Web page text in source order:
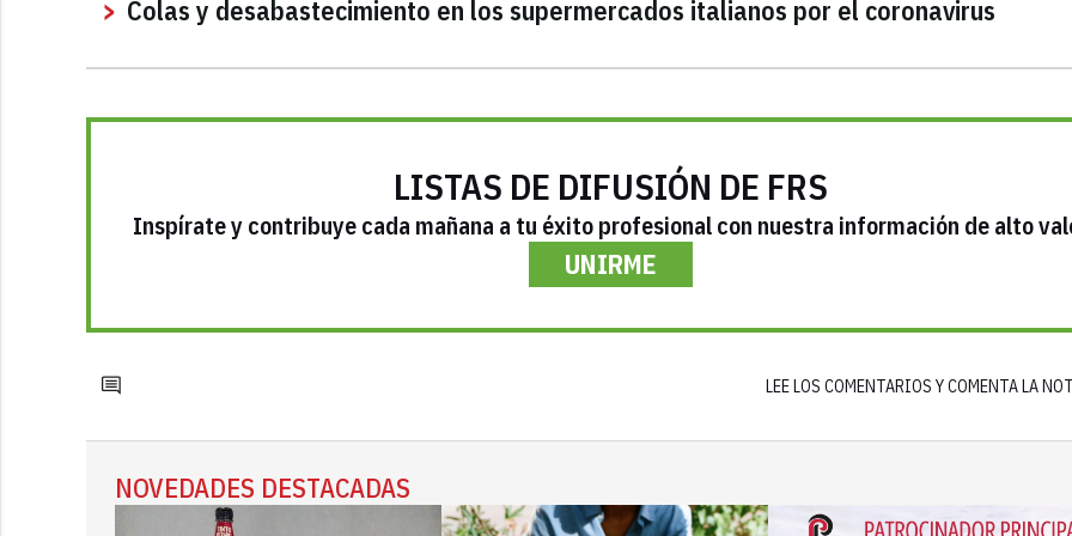
Colas y desabastecimiento en los supermercados italianos por el coronavirus
LISTAS DE DIFUSIÓN DE FRS
Inspírate y contribuye cada mañana a tu éxito profesional con nuestra información de alto
UNIRME
LEE LOS COMENTARIOS Y COMENTA LA
NOVEDADES DESTACADAS